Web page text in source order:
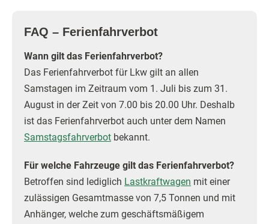
FAQ – Ferienfahrverbot
Wann gilt das Ferienfahrverbot?
Das Ferienfahrverbot für Lkw gilt an allen
Samstagen im Zeitraum vom 1. Juli bis zum 31.
August in der Zeit von 7.00 bis 20.00 Uhr. Deshalb
ist das Ferienfahrverbot auch unter dem Namen
Samstagsfahrverbot bekannt.
Für welche Fahrzeuge gilt das Ferienfahrverbot?
Betroffen sind lediglich Lastkraftwagen mit einer
zulässigen Gesamtmasse von 7,5 Tonnen und mit
Anhänger, welche zum geschäftsmäßigem